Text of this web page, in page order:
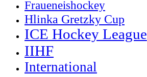
Fraueneishockey
Hlinka Gretzky Cup
ICE Hockey League
IIHF
International